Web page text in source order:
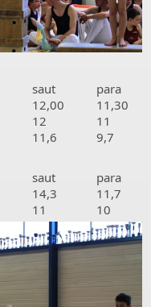
saut
para
12,00
11,30
12
11
11,6
9,7
saut
para
14,3
11,7
11 10